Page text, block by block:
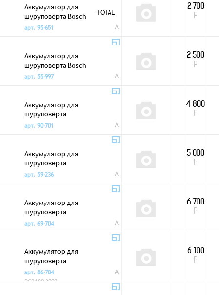
Аккумулятор для
шуруповерта Bosch
GBA 12V 1,5Ah Li-ion
TOTAL
арт. 95-651
A
2 700
Р
Аккумулятор для
шуруповерта Bosch
GBA 12V 2,0Ah Li-ion
арт. 55-997 A
2 500
Р
Аккумулятор для
шуруповерта
DEWALT 12V 2,0Аh
арт. 90-701 A
4 800
Р
Аккумулятор для
шуруповерта
DEWALT 14,4V 2,0Аh
арт. 59-236 A
5 000
Р
Аккумулятор для
шуруповерта
DEWALT 18V 2,0Аh
арт. 69-704 A
6 700
Р
Аккумулятор для
шуруповерта
DEWALT 20V 3,0Ah
Li-ion
арт. 86-784
DCB180 3000
A
6 100
Р